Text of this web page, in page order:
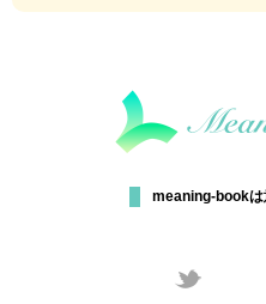
meaning-bookは